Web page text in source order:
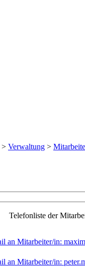
> Verwaltung >
Telefonliste der